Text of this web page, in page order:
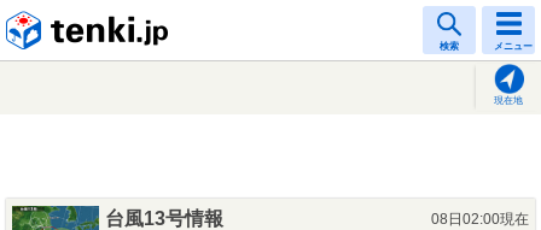
検索 メニュー
現在地
台風13号情報
08日02:00現在